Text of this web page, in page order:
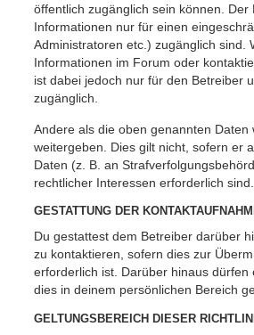
öffentlich zugänglich sein können.
Informationen nur für einen
Administratoren etc.) zugänglich sind.
Informationen im Forum oder
ist dabei jedoch nur für den Betreiber
zugänglich.
Andere als die oben genannten
weitergeben. Dies gilt nicht, sofern er
Daten (z. B. an
rechtlicher Interessen erforderlich sind.
GESTATTUNG DER
Du gestattest dem Betreiber darüber
zu kontaktieren, sofern dies zur
erforderlich ist. Darüber hinaus
dies in deinem persönlichen Bereich
GELTUNGSBEREICH DIESER